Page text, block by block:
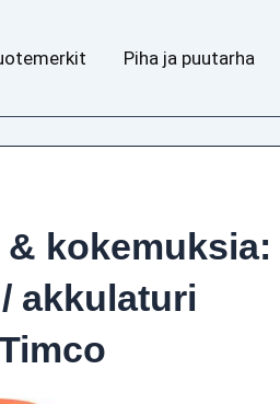
Piha ja puutarha
kokemuksia:
akkulaturi